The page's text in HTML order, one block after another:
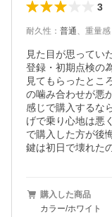
3
耐久性 ： 普通、 重量感
見た目が思ってい
登録・初期点検の
見てもらったとこ
の噛み合わせが悪
感じで購入するな
げで乗り心地は悪
で購入した方が後
鍵は初日で壊れた
購入した商品
カラー/ホワイト